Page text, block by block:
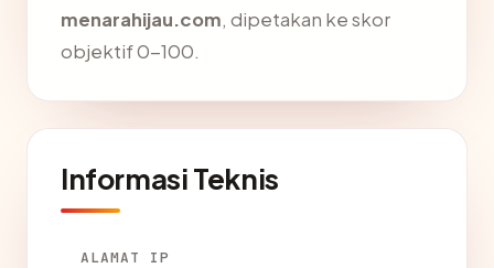
menarahijau.com, dipetakan ke skor
objektif 0-100.
Informasi Teknis
ALAMAT IP